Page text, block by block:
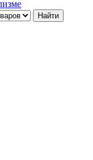
Найти